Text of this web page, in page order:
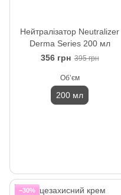
Нейтралізатор Neutralizer
Derma Series 200 мл
356 грн 395 грн
Обʼєм
200 мл
−30%